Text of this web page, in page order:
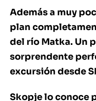
Además a muy
plan
del río Matka. Un
sorprendente
excursión desde
Skopje lo conoce